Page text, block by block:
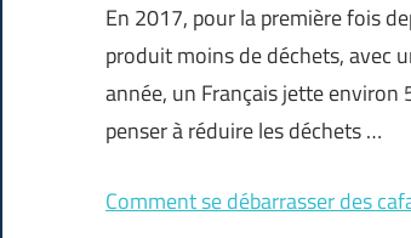
En 2017, pour la première fois
produit moins de déchets, avec
année, un Français jette environ
penser à réduire les déchets …
Comment se débarrasser des